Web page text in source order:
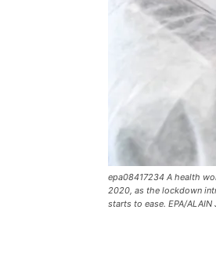
epa08417234 A health
2020, as the lockdown
starts to ease. EPA/ALAIN